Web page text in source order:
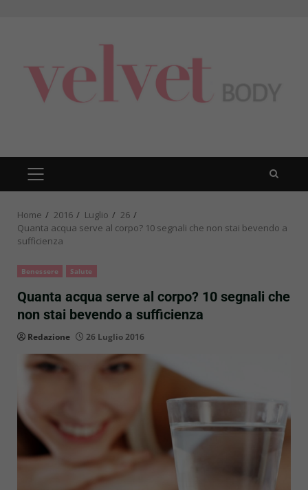
PRIMARY
MENU
Home 2016 Luglio
26
Quanta acqua serve al corpo? 10 segnali che non stai bevendo a
sufficienza
Benessere Salute
Quanta acqua serve al corpo? 10 segnali che
non stai bevendo a sufficienza
Redazione 26 Luglio 2016